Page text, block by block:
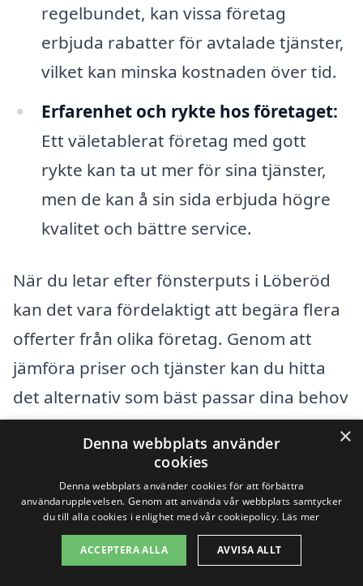
regelbundet, kan vissa företag
erbjuda rabatter för avtalade tjänster,
vilket kan minska kostnaden över tid.
Erfarenhet och rykte hos företaget:
Ett väletablerat företag med gott
rykte kan ta ut mer för sina tjänster,
men de kan å sin sida erbjuda högre
kvalitet och bättre service.
När du letar efter fönsterputs i Löberöd
kan det vara fördelaktigt att begära flera
offerter från olika företag. Genom att
jämföra priser och tjänster kan du hitta
det alternativ som bäst passar dina behov
och din budget. Plattformar som xn--
fnsterputs-pris-8sb.se gör det enkelt att
få kontakt med lokala företag som
specialiserar sig på fönsterputsning, så
att du kan få professionell hjälp med dina
rengöringsbehov.
×
Denna webbplats använder
cookies
Denna webbplats använder cookies för att förbättra
användarupplevelsen. Genom att använda vår webbplats samtycker
du till alla cookies i enlighet med vår cookiepolicy. Läs mer
ACCEPTERA ALLA AVVISA ALLT